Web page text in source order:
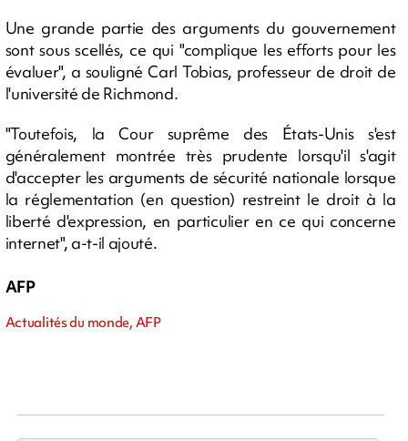
Une grande partie des arguments du gouvernement
sont sous scellés, ce qui "complique les efforts pour les
évaluer", a souligné Carl Tobias, professeur de droit de
l'université de Richmond.
"Toutefois, la Cour suprême des États-Unis s'est
généralement montrée très prudente lorsqu'il s'agit
d'accepter les arguments de sécurité nationale lorsque
la réglementation (en question) restreint le droit à la
liberté d'expression, en particulier en ce qui concerne
internet", a-t-il ajouté.
AFP
Actualités du monde, AFP